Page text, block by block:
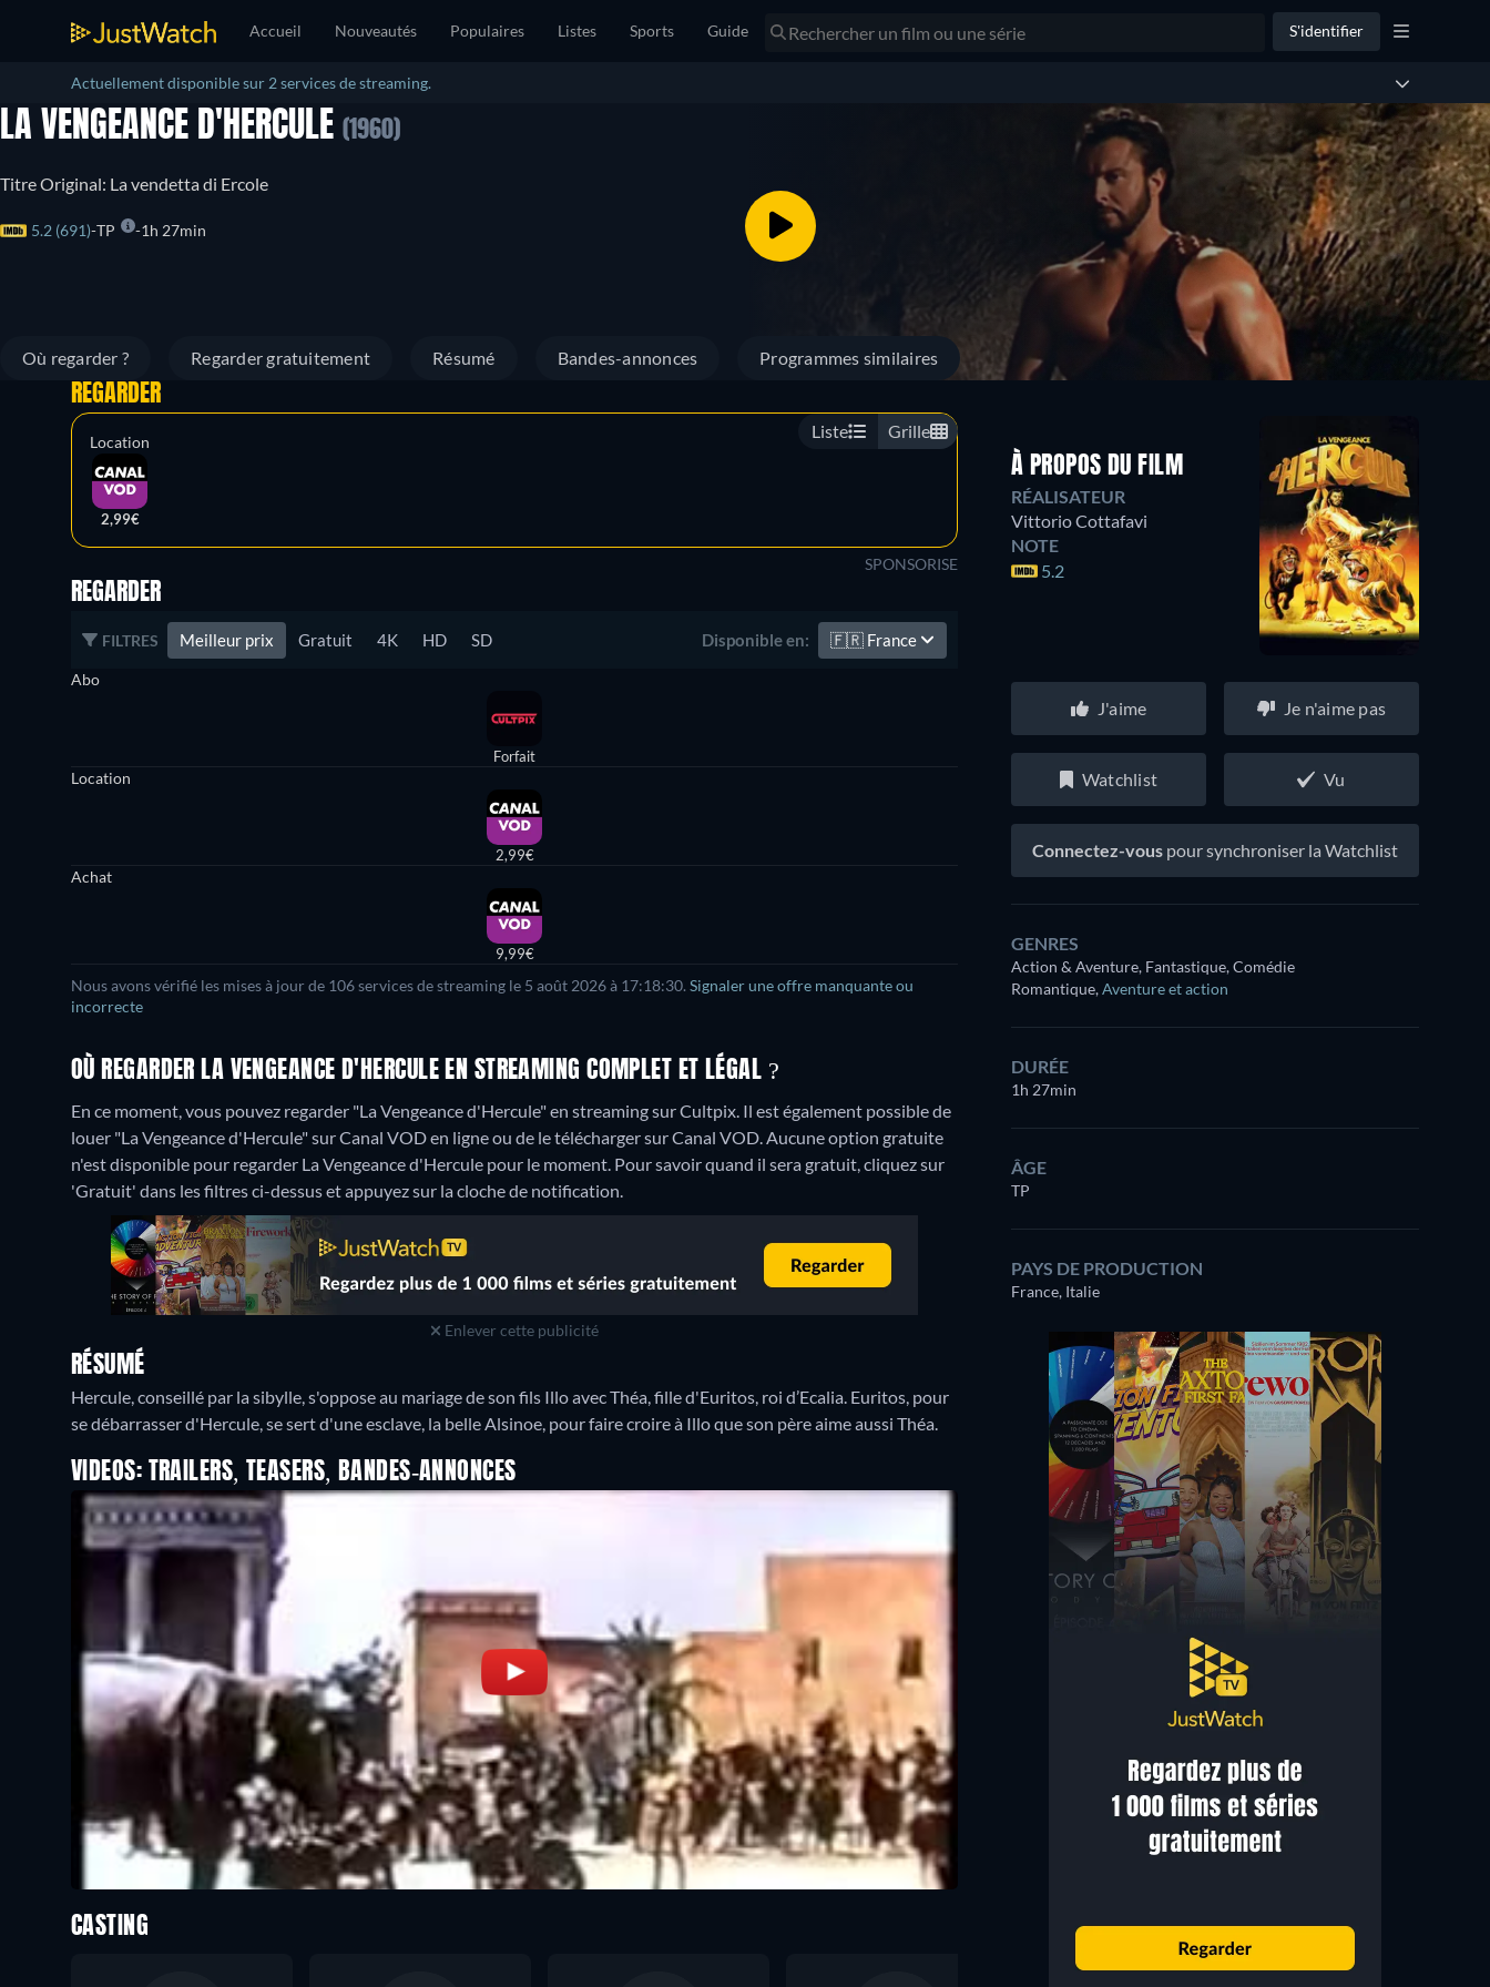
Accueil Nouveautés Populaires Listes Sports Guide S'identifier
Actuellement disponible sur 2 services de streaming.
LA VENGEANCE D'HERCULE (1960)
Titre Original: La vendetta di Ercole
5.2 (691) TP 1h 27min
Où regarder ? Regarder gratuitement Résumé Bandes-annonces Programmes similaires
Liste Grille
REGARDER
Location
2,99€
SPONSORISE
REGARDER
FILTRES Meilleur prix Gratuit 4K HD SD Disponible en: 🇫🇷 France
Abo
Forfait
Location
2,99€
Achat
9,99€
Nous avons vérifié les mises à jour de 106 services de streaming le 5 août 2026 à 17:18:30. Signaler une offre manquante ou
incorrecte
OÙ REGARDER LA VENGEANCE D'HERCULE EN STREAMING COMPLET ET LÉGAL ?
En ce moment, vous pouvez regarder "La Vengeance d'Hercule" en streaming sur Cultpix. Il est également possible de
louer "La Vengeance d'Hercule" sur Canal VOD en ligne ou de le télécharger sur Canal VOD.Aucune option gratuite
n'est disponible pour regarder La Vengeance d'Hercule pour le moment. Pour savoir quand il sera gratuit, cliquez sur
'Gratuit' dans les filtres ci-dessus et appuyez sur la cloche de notification.
Enlever cette publicité
RÉSUMÉ
Hercule, conseillé par la sibylle, s'oppose au mariage de son fils Illo avec Théa, fille d'Euritos, roi d’Ecalia. Euritos, pour
se débarrasser d'Hercule, se sert d'une esclave, la belle Alsinoe, pour faire croire à Illo que son père aime aussi Théa.
VIDEOS: TRAILERS, TEASERS, BANDES-ANNONCES
À PROPOS DU FILM
RÉALISATEUR
Vittorio Cottafavi
NOTE
5.2
J'aime Je n'aime pas
Watchlist Vu
Connectez-vous pour synchroniser la Watchlist
GENRES
Action & Aventure, Fantastique, Comédie
Romantique,Aventure et action
DURÉE
1h 27min
ÂGE
TP
PAYS DE PRODUCTION
France, Italie
CASTING